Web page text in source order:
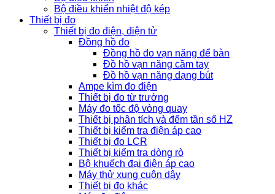
Bộ điều khiển nhiệt độ kép
Thiết bị đo
Thiết bị đo điện, điện tử
Đồng hồ đo
Đồng hồ đo vạn năng để bàn
Đồ hồ vạn năng cầm tay
Đồ hồ vạn năng dạng bút
Ampe kìm đo điện
Thiết bị đo từ trường
Máy đo tốc độ vòng quay
Thiết bị phân tích và đếm tần số HZ
Thiết bị kiểm tra điện áp cao
Thiết bị đo LCR
Thiết bị kiểm tra dòng rò
Bộ khuếch đại điện áp cao
Máy thử xung cuộn dây
Thiết bị đo khác